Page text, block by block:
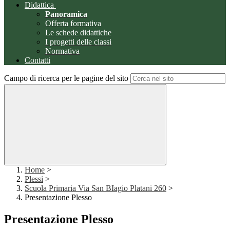
Didattica
Panoramica
Offerta formativa
Le schede didattiche
I progetti delle classi
Normativa
Contatti
Campo di ricerca per le pagine del sito
Home >
Plessi >
Scuola Primaria Via San BIagio Platani 260 >
Presentazione Plesso
Presentazione Plesso